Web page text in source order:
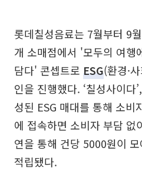
롯데칠성음료는 7월부터 9
개 소매점에서 '모두의 여행
담다' 콘셉트로 ESG(환경·
인을 진행했다. ‘칠성사이다
성된 ESG 매대를 통해 소비
에 접속하면 소비자 부담 없
연을 통해 건당 5000원이
적립됐다.